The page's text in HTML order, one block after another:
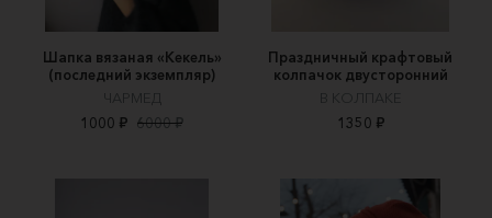
Шапка вязаная «Кекель»
(последний экземпляр)
ЧАРМЕД
1000 ₽ 6000 ₽
Праздничный крафтовый
колпачок двусторонний
В КОЛПАКЕ
1350 ₽